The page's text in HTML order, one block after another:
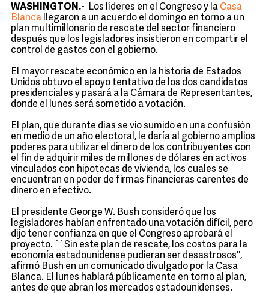
WASHINGTON.- Los líderes en el Congreso y la Casa
Blanca llegaron a un acuerdo el domingo en torno a un
plan multimillonario de rescate del sector financiero
después que los legisladores insistieron en compartir el
control de gastos con el gobierno.
El mayor rescate económico en la historia de Estados
Unidos obtuvo el apoyo tentativo de los dos candidatos
presidenciales y pasará a la Cámara de Representantes,
donde el lunes será sometido a votación.
El plan, que durante días se vio sumido en una confusión
en medio de un año electoral, le daría al gobierno amplios
poderes para utilizar el dinero de los contribuyentes con
el fin de adquirir miles de millones de dólares en activos
vinculados con hipotecas de vivienda, los cuales se
encuentran en poder de firmas financieras carentes de
dinero en efectivo.
El presidente George W. Bush consideró que los
legisladores habían enfrentado una votación difícil, pero
dijo tener confianza en que el Congreso aprobará el
proyecto. ``Sin este plan de rescate, los costos para la
economía estadounidense pudieran ser desastrosos'',
afirmó Bush en un comunicado divulgado por la Casa
Blanca. El lunes hablará públicamente en torno al plan,
antes de que abran los mercados estadounidenses.